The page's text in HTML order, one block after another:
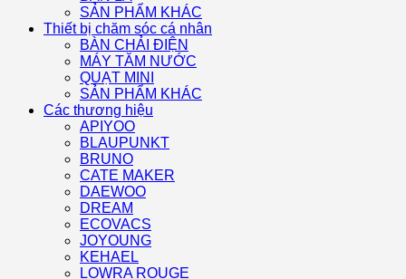
SẢN PHẨM KHÁC
Thiết bị chăm sóc cá nhân
BÀN CHẢI ĐIỆN
MÁY TĂM NƯỚC
QUẠT MINI
SẢN PHẨM KHÁC
Các thương hiệu
APIYOO
BLAUPUNKT
BRUNO
CATE MAKER
DAEWOO
DREAM
ECOVACS
JOYOUNG
KEHAEL
LOWRA ROUGE